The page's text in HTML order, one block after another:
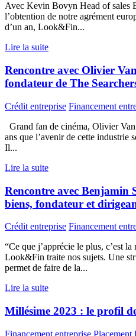
Avec Kevin Bovyn Head of
l’obtention de notre agrément
d’un an, Look&Fin...
Lire la suite
Rencontre avec Olivier
fondateur de The
Crédit entreprise Financement
Grand fan de cinéma, Olivier
ans que l’avenir de cette industrie
Il...
Lire la suite
Rencontre avec Benjamin
biens, fondateur et
Crédit entreprise Financement
“Ce que j’apprécie le plus, c’est
Look&Fin traite nos sujets. Une
permet de faire de la...
Lire la suite
Millésime 2023 : le profil
Financement entreprise Placement